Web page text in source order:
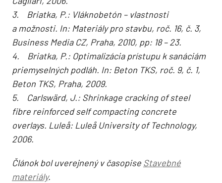
3. Briatka, P.: Vláknobetón – vlastnosti
a možnosti. In: Materiály pro stavbu, roč. 16, č. 3,
Business Media CZ, Praha, 2010, pp: 18 – 23.
4. Briatka, P.: Optimalizácia prístupu k sanáciám
priemyselných podláh. In: Beton TKS, roč. 9, č. 1,
Beton TKS, Praha, 2009.
5. Carlswärd, J.: Shrinkage cracking of steel
fibre reinforced self compacting concrete
overlays. Luleå: Luleå University of Technology,
2006.
Článok bol uverejnený v časopise Stavebné
materiály.